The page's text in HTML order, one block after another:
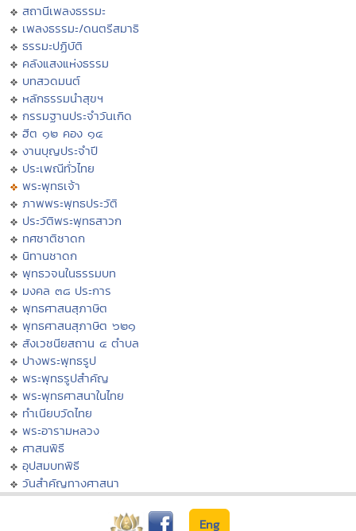
สถานีเพลงธรรมะ
เพลงธรรมะ/ดนตรีสมาธิ
ธรรมะปฏิบัติ
คลังแสงแห่งธรรม
บทสวดมนต์
หลักธรรมนำสุขฯ
กรรมฐานประจำวันเกิด
ฮีต ๑๒ คอง ๑๔
งานบุญประจำปี
ประเพณีทั่วไทย
พระพุทธเจ้า
ภาพพระพุทธประวัติ
ประวัติพระพุทธสาวก
ทศชาติชาดก
นิทานชาดก
พุทธวจนในธรรมบท
มงคล ๓๘ ประการ
พุทธศาสนสุภาษิต
พุทธศาสนสุภาษิต ๖๒๑
สังเวชนียสถาน ๔ ตำบล
ปางพระพุทธรูป
พระพุทธรูปสำคัญ
พระพุทธศาสนาในไทย
ทำเนียบวัดไทย
พระอารามหลวง
ศาสนพิธี
อุปสมบทพิธี
วันสำคัญทางศาสนา
Eng